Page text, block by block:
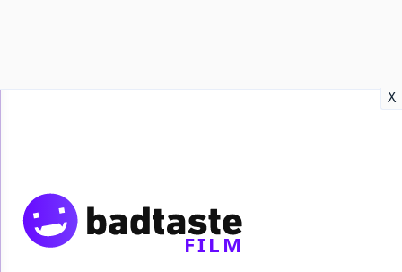
X
FILM